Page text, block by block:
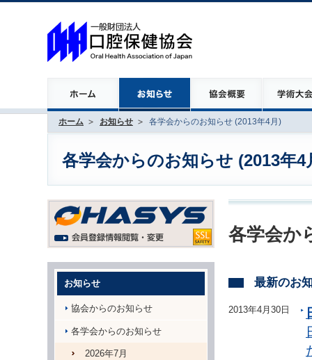
ホーム お知らせ 各学会からのお知らせ (2013年4月)
各学会からのお知らせ (2013年4
各学会か
最新のお
2013年4月30日
お知らせ
協会からのお知らせ
各学会からのお知らせ
2026年7月